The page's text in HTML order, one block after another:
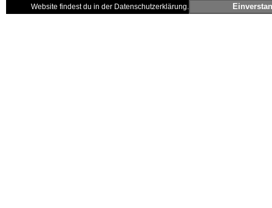
Website findest du in der Datenschutzerklärung.